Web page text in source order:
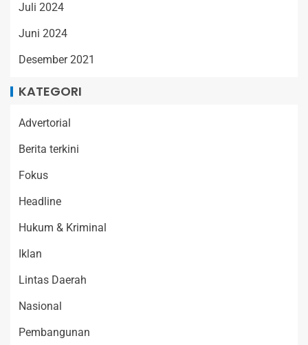
Juli 2024
Juni 2024
Desember 2021
KATEGORI
Advertorial
Berita terkini
Fokus
Headline
Hukum & Kriminal
Iklan
Lintas Daerah
Nasional
Pembangunan